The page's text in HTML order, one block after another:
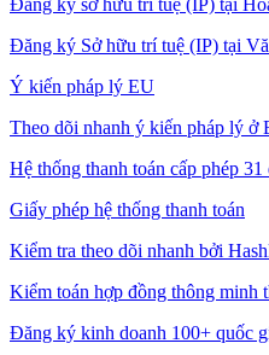
Đăng ký sở hữu trí tuệ (IP) tại
Đăng ký Sở hữu trí tuệ (IP) tại
Ý kiến pháp lý EU
Theo dõi nhanh ý kiến pháp lý ở
Hệ thống thanh toán cấp phép 31
Giấy phép hệ thống thanh toán
Kiểm tra theo dõi nhanh bởi
Kiểm toán hợp đồng thông minh
Đăng ký kinh doanh 100+ quốc